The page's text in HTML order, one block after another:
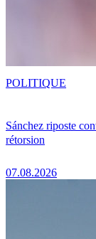
Sánchez riposte
rétorsion
07.08.2026
POLITIQUE